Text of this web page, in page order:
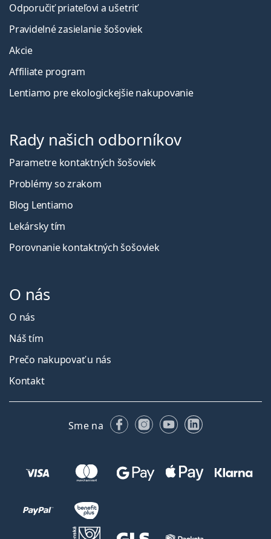
Odporučiť priateľovi a ušetriť
Pravidelné zasielanie šošoviek
Akcie
Affiliate program
Lentiamo pre ekologickejšie nakupovanie
Rady našich odborníkov
Parametre kontaktných šošoviek
Problémy so zrakom
Blog Lentiamo
Lekársky tím
Porovnanie kontaktných šošoviek
O nás
O nás
Náš tím
Prečo nakupovať u nás
Kontakt
Sme na FacebookuInstagrame
YouTubeLinkedIn